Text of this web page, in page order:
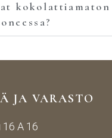
kokolattiamaton
JA VARASTO
A 16